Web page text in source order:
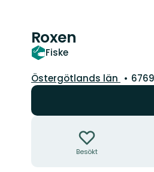
Roxen
Fiske
Län:
Östergötlands län
Besökt